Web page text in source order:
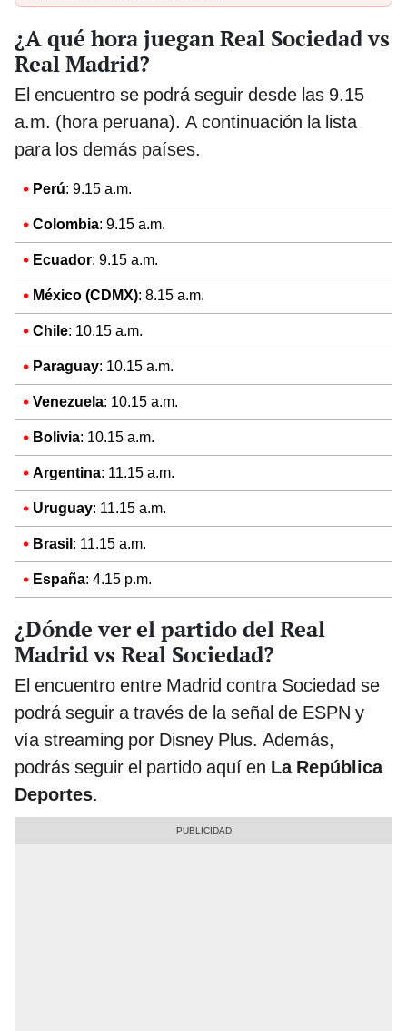
¿A qué hora juegan Real Sociedad vs
Real Madrid?
El encuentro se podrá seguir desde las 9.15
a.m. (hora peruana). A continuación la lista
para los demás países.
Perú: 9.15 a.m.
Colombia: 9.15 a.m.
Ecuador: 9.15 a.m.
México (CDMX): 8.15 a.m.
Chile: 10.15 a.m.
Paraguay: 10.15 a.m.
Venezuela: 10.15 a.m.
Bolivia: 10.15 a.m.
Argentina: 11.15 a.m.
Uruguay: 11.15 a.m.
Brasil : 11.15 a.m.
España: 4.15 p.m.
¿Dónde ver el partido del Real
Madrid vs Real Sociedad?
El encuentro entre Madrid contra Sociedad se
podrá seguir a través de la señal de ESPN y
vía streaming por Disney Plus. Además,
podrás seguir el partido aquí en La República
Deportes.